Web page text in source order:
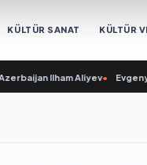
KÜLTÜR SANAT KÜLTÜR
Ilham Aliyev• Evgeny